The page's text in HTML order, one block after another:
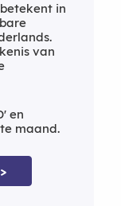
in
van
en
maand.